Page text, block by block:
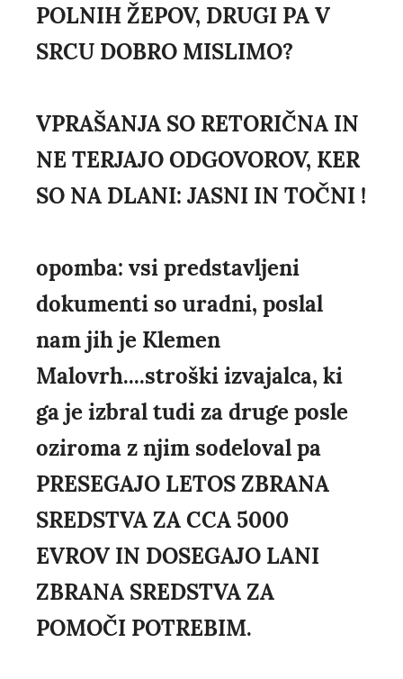
POLNIH ŽEPOV, DRUGI PA V
SRCU DOBRO MISLIMO?
VPRAŠANJA SO RETORIČNA IN
NE TERJAJO ODGOVOROV, KER
SO NA DLANI: JASNI IN TOČNI !
opomba: vsi predstavljeni
dokumenti so uradni, poslal
nam jih je Klemen
Malovrh....stroški izvajalca, ki
ga je izbral tudi za druge posle
oziroma z njim sodeloval pa
PRESEGAJO LETOS ZBRANA
SREDSTVA ZA CCA 5000
EVROV IN DOSEGAJO LANI
ZBRANA SREDSTVA ZA
POMOČI POTREBIM.